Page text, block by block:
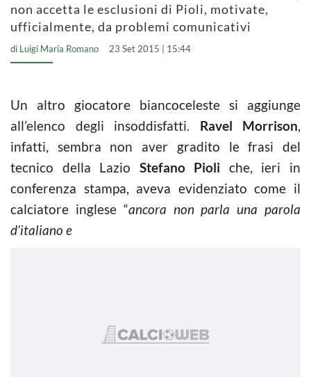
non accetta le esclusioni di Pioli, motivate,
ufficialmente, da problemi comunicativi
di Luigi Maria Romano 23 Set 2015 | 15:44
Un altro giocatore biancoceleste si aggiunge
all’elenco degli insoddisfatti. Ravel Morrison,
infatti, sembra non aver gradito le frasi del
tecnico della Lazio Stefano Pioli che, ieri in
conferenza stampa, aveva evidenziato come il
calciatore inglese “ancora non parla una parola
d’italiano e